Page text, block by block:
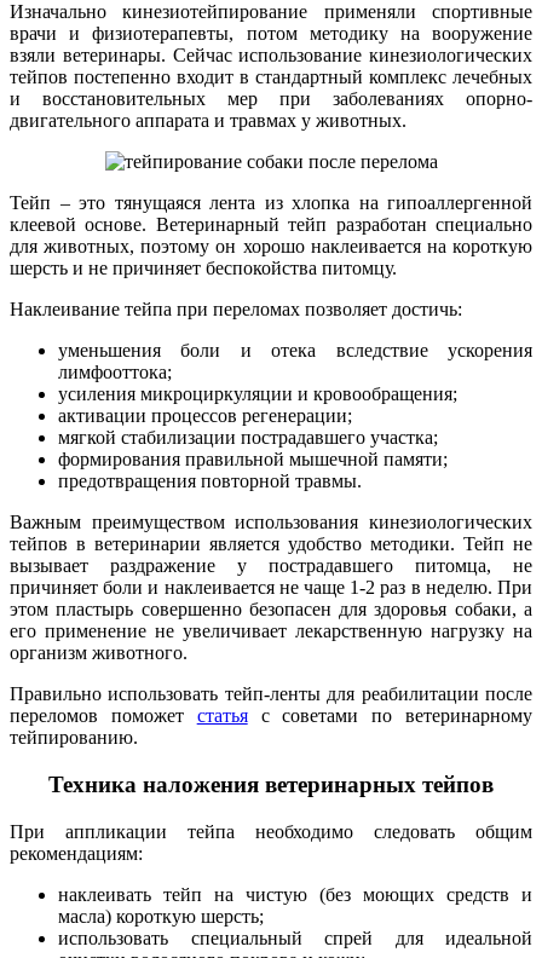
Изначально кинезиотейпирование применяли спортивные
врачи и физиотерапевты, потом методику на вооружение
взяли ветеринары. Сейчас использование кинезиологических
тейпов постепенно входит в стандартный комплекс лечебных
и восстановительных мер при заболеваниях опорно-
двигательного аппарата и травмах у животных.
Тейп – это тянущаяся лента из хлопка на гипоаллергенной
клеевой основе. Ветеринарный тейп разработан специально
для животных, поэтому он хорошо наклеивается на короткую
шерсть и не причиняет беспокойства питомцу.
Наклеивание тейпа при переломах позволяет достичь:
уменьшения боли и отека вследствие ускорения
лимфооттока;
усиления микроциркуляции и кровообращения;
активации процессов регенерации;
мягкой стабилизации пострадавшего участка;
формирования правильной мышечной памяти;
предотвращения повторной травмы.
Важным преимуществом использования кинезиологических
тейпов в ветеринарии является удобство методики. Тейп не
вызывает раздражение у пострадавшего питомца, не
причиняет боли и наклеивается не чаще 1-2 раз в неделю. При
этом пластырь совершенно безопасен для здоровья собаки, а
его применение не увеличивает лекарственную нагрузку на
организм животного.
Правильно использовать тейп-ленты для реабилитации после
переломов поможет статьяс советами по ветеринарному
тейпированию.
Техника наложения ветеринарных тейпов
При аппликации тейпа необходимо следовать общим
рекомендациям:
наклеивать тейп на чистую (без моющих средств и
масла) короткую шерсть;
использовать специальный спрей для идеальной